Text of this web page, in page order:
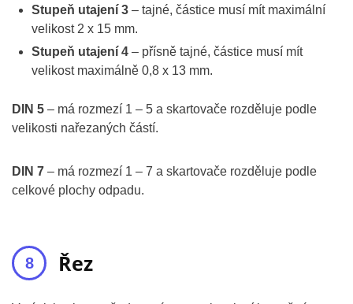
Stupeň utajení 3 – tajné, částice musí mít maximální
velikost 2 x 15 mm.
Stupeň utajení 4 – přísně tajné, částice musí mít
velikost maximálně 0,8 x 13 mm.
DIN 5 – má rozmezí 1 – 5 a skartovače rozděluje podle
velikosti nařezaných částí.
DIN 7 – má rozmezí 1 – 7 a skartovače rozděluje podle
celkové plochy odpadu.
Řez